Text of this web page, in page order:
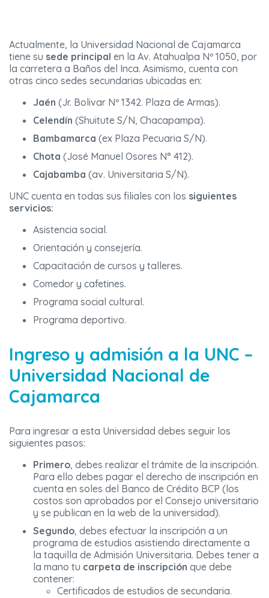
Actualmente, la Universidad Nacional de Cajamarca
tiene su sede principal en la Av. Atahualpa Nº 1050, por
la carretera a Baños del Inca. Asimismo, cuenta con
otras cinco sedes secundarias ubicadas en:
Jaén (Jr. Bolivar Nº 1342. Plaza de Armas).
Celendín (Shuitute S/N, Chacapampa).
Bambamarca (ex Plaza Pecuaria S/N).
Chota (José Manuel Osores N° 412).
Cajabamba (av. Universitaria S/N).
UNC cuenta en todas sus filiales con los siguientes
servicios:
Asistencia social.
Orientación y consejería.
Capacitación de cursos y talleres.
Comedor y cafetines.
Programa social cultural.
Programa deportivo.
Ingreso y admisión a la UNC –
Universidad Nacional de
Cajamarca
Para ingresar a esta Universidad debes seguir los
siguientes pasos:
Primero, debes realizar el trámite de la inscripción.
Para ello debes pagar el derecho de inscripción en
cuenta en soles del Banco de Crédito BCP (los
costos son aprobados por el Consejo universitario
y se publican en la web de la universidad).
Segundo, debes efectuar la inscripción a un
programa de estudios asistiendo directamente a
la taquilla de Admisión Universitaria. Debes tener a
la mano tu carpeta de inscripción que debe
contener:
Certificados de estudios de secundaria.